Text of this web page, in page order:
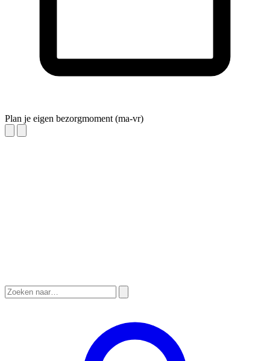
Plan je eigen bezorgmoment (ma-vr)